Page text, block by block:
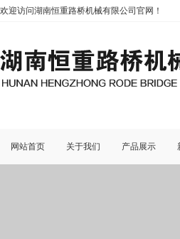
欢迎访问湖南恒重路桥机械有限公司官网！
网站首页 关于我们 产品展示